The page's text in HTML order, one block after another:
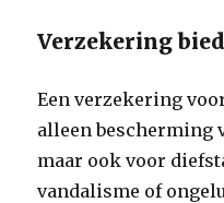
Verzekering
Een verzekering
alleen bescherming
maar ook voor
vandalisme of